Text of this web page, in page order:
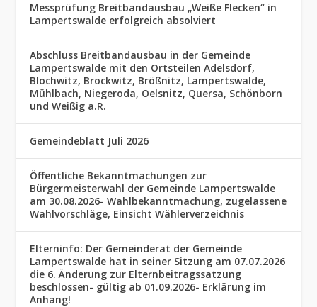
Messprüfung Breitbandausbau „Weiße Flecken“ in
Lampertswalde erfolgreich absolviert
Abschluss Breitbandausbau in der Gemeinde
Lampertswalde mit den Ortsteilen Adelsdorf,
Blochwitz, Brockwitz, Brößnitz, Lampertswalde,
Mühlbach, Niegeroda, Oelsnitz, Quersa, Schönborn
und Weißig a.R.
Gemeindeblatt Juli 2026
Öffentliche Bekanntmachungen zur
Bürgermeisterwahl der Gemeinde Lampertswalde
am 30.08.2026- Wahlbekanntmachung, zugelassene
Wahlvorschläge, Einsicht Wählerverzeichnis
Elterninfo: Der Gemeinderat der Gemeinde
Lampertswalde hat in seiner Sitzung am 07.07.2026
die 6. Änderung zur Elternbeitragssatzung
beschlossen- gültig ab 01.09.2026- Erklärung im
Anhang!